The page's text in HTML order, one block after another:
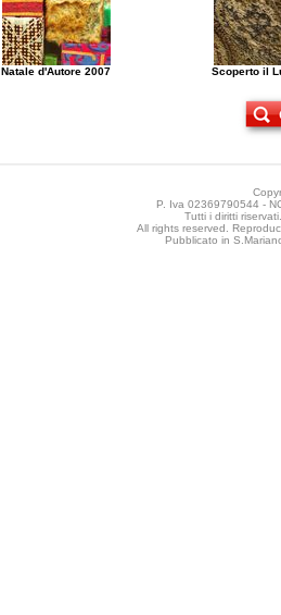
Natale d'Autore 2007 Scoperto il
P. Iva 02369790544 -
Tutti i diritti
All rights reserved.
Pubblicato in